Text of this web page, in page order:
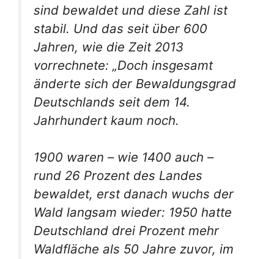
sind bewaldet und diese Zahl ist
stabil. Und das seit über 600
Jahren, wie die Zeit 2013
vorrechnete: „Doch insgesamt
änderte sich der Bewaldungsgrad
Deutschlands seit dem 14.
Jahrhundert kaum noch.
1900 waren – wie 1400 auch –
rund 26 Prozent des Landes
bewaldet, erst danach wuchs der
Wald langsam wieder: 1950 hatte
Deutschland drei Prozent mehr
Waldfläche als 50 Jahre zuvor, im